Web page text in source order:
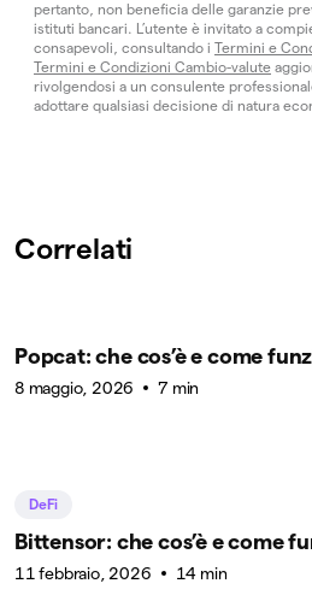
pertanto, non beneficia delle garanzie
istituti bancari. L’utente è invitato a
consapevoli, consultando i Termini e
Termini e Condizioni Cambio-valute
rivolgendosi a un consulente
adottare qualsiasi decisione di natura
Correlati
Popcat: che cos’è e come
8 maggio, 2026 7 min
DeFi
Bittensor: che cos’è e come
11 febbraio, 2026 14 min